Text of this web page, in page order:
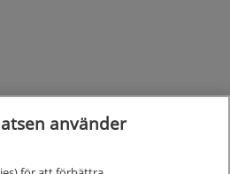
använder